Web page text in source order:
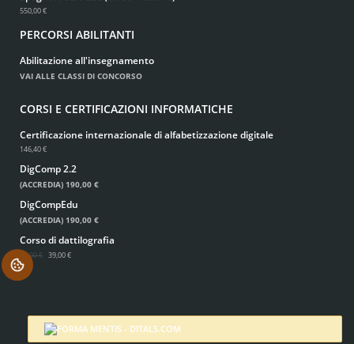
550,00 €
PERCORSI ABILITANTI
Abilitazione all'insegnamento
VAI ALLE CLASSI DI CONCORSO
CORSI E CERTIFICAZIONI INFORMATICHE
Certificazione internazionale di alfabetizzazione digitale
146,40 €
DigComp 2.2
(ACCREDIA) 190,00 €
DigCompEdu
(ACCREDIA) 190,00 €
Corso di dattilografia
49,00 € 39,00 €
.